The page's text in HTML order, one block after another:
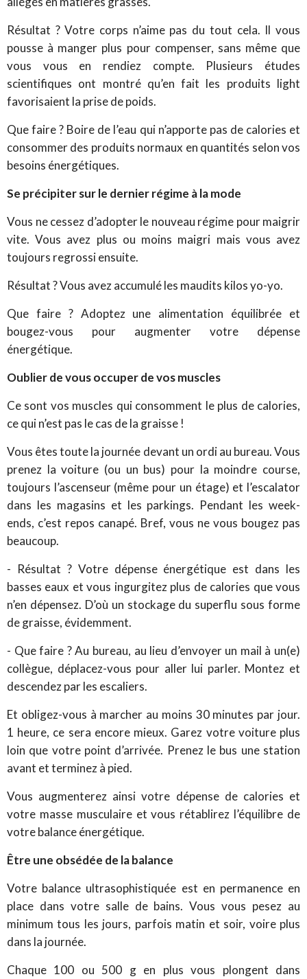
Résultat ? Votre corps n’aime pas du tout cela. Il vous
pousse à manger plus pour compenser, sans même que
vous vous en rendiez compte. Plusieurs études
scientifiques ont montré qu’en fait les produits light
favorisaient la prise de poids.
Que faire ? Boire de l’eau qui n’apporte pas de calories et
consommer des produits normaux en quantités selon vos
besoins énergétiques.
Se précipiter sur le dernier régime à la mode
Vous ne cessez d’adopter le nouveau régime pour maigrir
vite. Vous avez plus ou moins maigri mais vous avez
toujours regrossi ensuite.
Résultat ? Vous avez accumulé les maudits kilos yo-yo.
Que faire ? Adoptez une alimentation équilibrée et
bougez-vous pour augmenter votre dépense
énergétique.
Oublier de vous occuper de vos muscles
Ce sont vos muscles qui consomment le plus de calories,
ce qui n’est pas le cas de la graisse !
Vous êtes toute la journée devant un ordi au bureau. Vous
prenez la voiture (ou un bus) pour la moindre course,
toujours l’ascenseur (même pour un étage) et l’escalator
dans les magasins et les parkings. Pendant les week-
ends, c’est repos canapé. Bref, vous ne vous bougez pas
beaucoup.
- Résultat ? Votre dépense énergétique est dans les
basses eaux et vous ingurgitez plus de calories que vous
n’en dépensez. D’où un stockage du superflu sous forme
de graisse, évidemment.
- Que faire ? Au bureau, au lieu d’envoyer un mail à un(e)
collègue, déplacez-vous pour aller lui parler. Montez et
descendez par les escaliers.
Et obligez-vous à marcher au moins 30 minutes par jour.
1 heure, ce sera encore mieux. Garez votre voiture plus
loin que votre point d’arrivée. Prenez le bus une station
avant et terminez à pied.
Vous augmenterez ainsi votre dépense de calories et
votre masse musculaire et vous rétablirez l’équilibre de
votre balance énergétique.
Être une obsédée de la balance
Votre balance ultrasophistiquée est en permanence en
place dans votre salle de bains. Vous vous pesez au
minimum tous les jours, parfois matin et soir, voire plus
dans la journée.
Chaque 100 ou 500 g en plus vous plongent dans